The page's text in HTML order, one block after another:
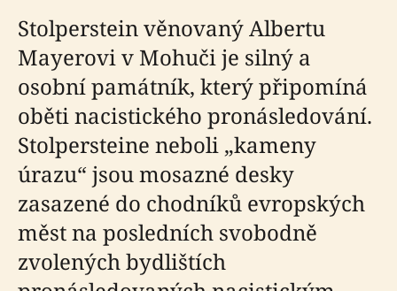
Stolperstein věnovaný Albertu
Mayerovi v Mohuči je silný a
osobní památník, který připomíná
oběti nacistického pronásledování.
Stolpersteine neboli „kameny
úrazu“ jsou mosazné desky
zasazené do chodníků evropských
měst na posledních svobodně
zvolených bydlištích